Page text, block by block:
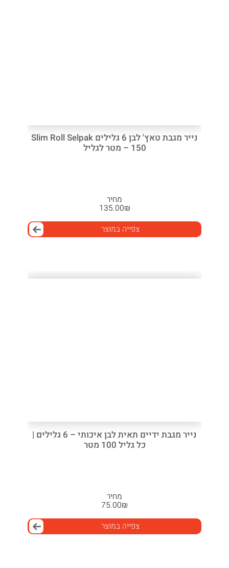
נייר מגבת טאץ' לבן 6 גלילים Slim Roll Selpak
– 150 מטר לגליל
מחיר
₪
135.00
צפייה במוצר
נייר מגבת ידיים תאית לבן איכותי – 6 גלילים |
כל גליל 100 מטר
מחיר
₪
75.00
צפייה במוצר